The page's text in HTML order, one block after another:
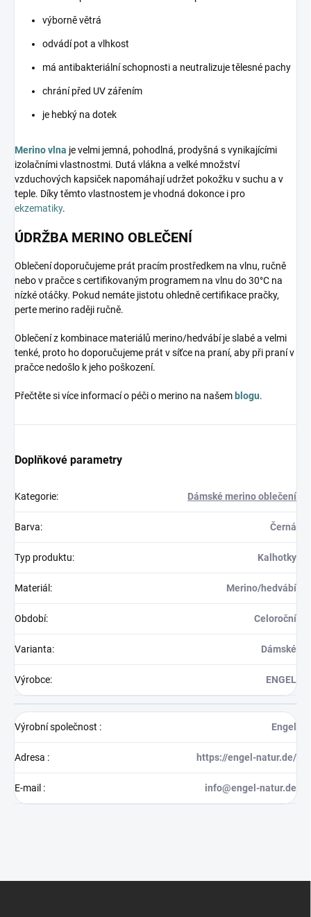
výborně větrá
odvádí pot a vlhkost
má antibakteriální schopnosti a neutralizuje tělesné pachy
chrání před UV zářením
je hebký na dotek
Merino vlna je velmi jemná, pohodlná, prodyšná s vynikajícími
izolačními vlastnostmi. Dutá vlákna a velké množství
vzduchových kapsiček napomáhají udržet pokožku v suchu a v
teple. Díky těmto vlastnostem je vhodná dokonce i pro
ekzematiky.
ÚDRŽBA MERINO OBLEČENÍ
Oblečení doporučujeme prát pracím prostředkem na vlnu, ručně
nebo v pračce s certifikovaným programem na vlnu do 30°C na
nízké otáčky. Pokud nemáte jistotu ohledně certifikace pračky,
perte merino raději ručně.
Oblečení z kombinace materiálů merino/hedvábí je slabé a velmi
tenké, proto ho doporučujeme prát v síťce na praní, aby při praní v
pračce nedošlo k jeho poškození.
Přečtěte si více informací o péči o merino na našem blogu.
Doplňkové parametry
Kategorie: Dámské merino oblečení
Barva: Černá
Typ produktu: Kalhotky
Materiál : Merino/hedvábí
Období: Celoroční
Varianta: Dámské
Výrobce: ENGEL
Výrobní společnost : Engel
Adresa : https://engel-natur.de/
E-mail : info@engel-natur.de